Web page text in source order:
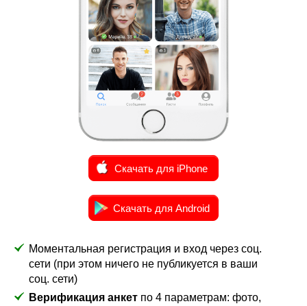
Скачать для iPhone
Скачать для Android
Моментальная регистрация и вход через соц.
сети (при этом ничего не публикуется в ваши
соц. сети)
Верификация анкет по 4 параметрам: фото,